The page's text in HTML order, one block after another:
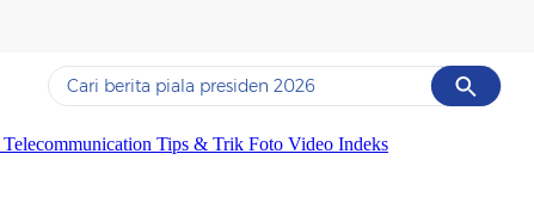
Cancel
Yang sedang ramai dicari
Telecommunication Tips & Trik Foto Video Indeks